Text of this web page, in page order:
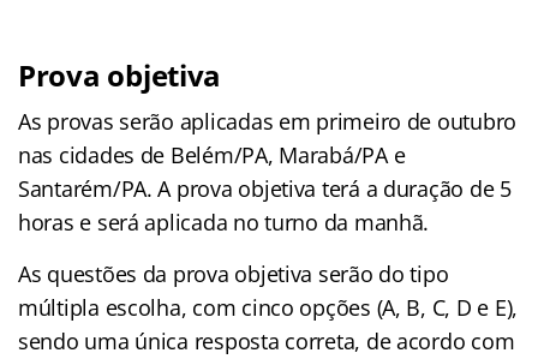
Prova objetiva
As provas serão aplicadas em primeiro de outubro
nas cidades de Belém/PA, Marabá/PA e
Santarém/PA. A prova objetiva terá a duração de 5
horas e será aplicada no turno da manhã.
As questões da prova objetiva serão do tipo
múltipla escolha, com cinco opções (A, B, C, D e E),
sendo uma única resposta correta, de acordo com